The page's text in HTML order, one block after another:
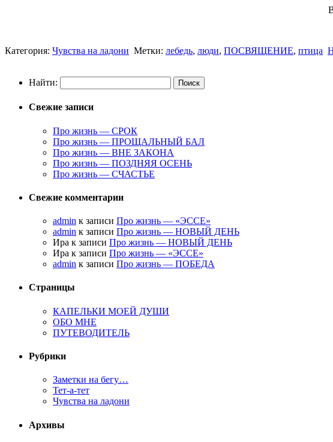
Категория: Чувства на ладони Метки: лебедь, люди, ПОСВЯЩЕНИЕ, птица
Найти:
Свежие записи
Про жизнь — СРОК
Про жизнь — ПРОЩАЛЬНЫЙ БАЛ
Про жизнь — ВНЕ ЗАКОНА
Про жизнь — ПОЗДНЯЯ ОСЕНЬ
Про жизнь — СЧАСТЬЕ
Свежие комментарии
admin к записи Про жизнь — «ЭССЕ»
admin к записи Про жизнь — НОВЫЙ ДЕНЬ
Ира к записи Про жизнь — НОВЫЙ ДЕНЬ
Ира к записи Про жизнь — «ЭССЕ»
admin к записи Про жизнь — ПОБЕДА
Страницы
КАПЕЛЬКИ МОЕЙ ДУШИ
ОБО МНЕ
ПУТЕВОДИТЕЛЬ
Рубрики
Заметки на бегу…
Тет-а-тет
Чувства на ладони
Архивы